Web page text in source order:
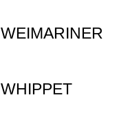
WEIMARINER
WHIPPET